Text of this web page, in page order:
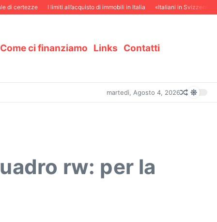
certezze I limiti all’acquisto di immobili in Italia «Italiani in Svizzera e
Come ci finanziamo Links Contatti
martedì, Agosto 4, 2026
rw: per la